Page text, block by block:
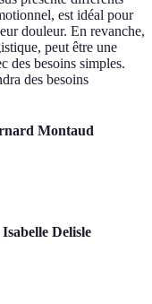
est idéal pour
douleur. En revanche,
peut être une
des besoins simples.
des besoins
Montaud
Delisle